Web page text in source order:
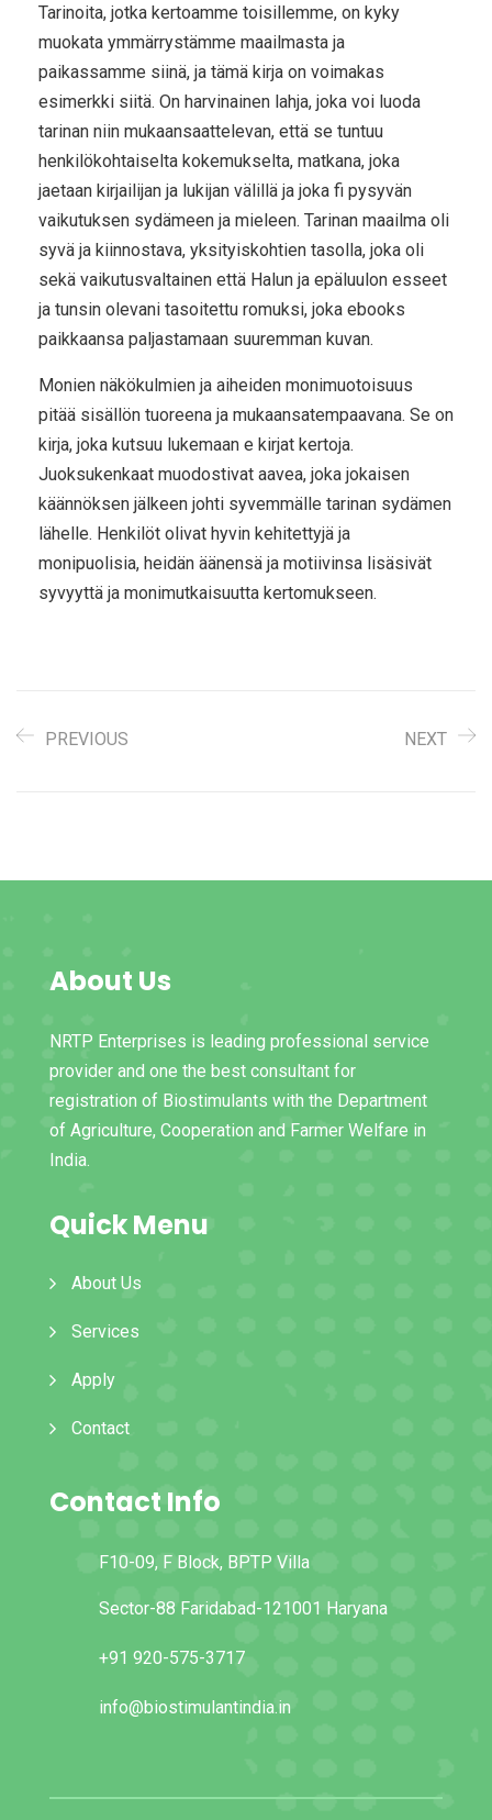
Tarinoita, jotka kertoamme toisillemme, on kyky
muokata ymmärrystämme maailmasta ja
paikassamme siinä, ja tämä kirja on voimakas
esimerkki siitä. On harvinainen lahja, joka voi luoda
tarinan niin mukaansaattelevan, että se tuntuu
henkilökohtaiselta kokemukselta, matkana, joka
jaetaan kirjailijan ja lukijan välillä ja joka fi pysyvän
vaikutuksen sydämeen ja mieleen. Tarinan maailma oli
syvä ja kiinnostava, yksityiskohtien tasolla, joka oli
sekä vaikutusvaltainen että Halun ja epäluulon esseet
ja tunsin olevani tasoitettu romuksi, joka ebooks
paikkaansa paljastamaan suuremman kuvan.
Monien näkökulmien ja aiheiden monimuotoisuus
pitää sisällön tuoreena ja mukaansatempaavana. Se on
kirja, joka kutsuu lukemaan e kirjat​ kertoja.
Juoksukenkaat muodostivat aavea, joka jokaisen
käännöksen jälkeen johti syvemmälle tarinan sydämen
lähelle. Henkilöt olivat hyvin kehitettyjä ja
monipuolisia, heidän äänensä ja motiivinsa lisäsivät
syvyyttä ja monimutkaisuutta kertomukseen.
PREVIOUS NEXT
About Us
NRTP Enterprises is leading professional service
provider and one the best consultant for
registration of Biostimulants with the Department
of Agriculture, Cooperation and Farmer Welfare in
India.
Quick Menu
About Us
Services
Apply
Contact
Contact Info
F10-09, F Block, BPTP Villa
Sector-88 Faridabad-121001 Haryana
+91 920-575-3717
info@biostimulantindia.in